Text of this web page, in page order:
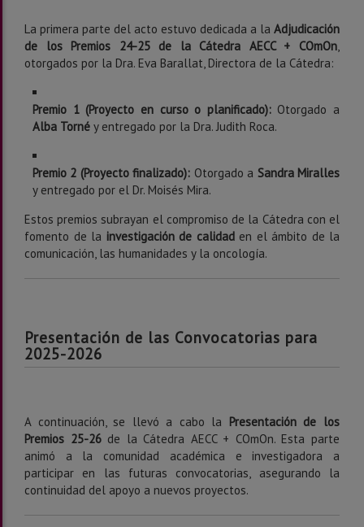
La primera parte del acto estuvo dedicada a la Adjudicación
de los Premios 24-25 de la Cátedra AECC + COmOn,
otorgados por la Dra. Eva Barallat, Directora de la Cátedra:
Premio 1 (Proyecto en curso o planificado):Otorgado a
Alba Torné y entregado por la Dra. Judith Roca.
Premio 2 (Proyecto finalizado): Otorgado a Sandra Miralles
y entregado por el Dr. Moisés Mira.
Estos premios subrayan el compromiso de la Cátedra con el
fomento de la investigación de calidaden el ámbito de la
comunicación, las humanidades y la oncología.
Presentación de las Convocatorias para
2025-2026
A continuación, se llevó a cabo la Presentación de los
Premios 25-26de la Cátedra AECC + COmOn. Esta parte
animó a la comunidad académica e investigadora a
participar en las futuras convocatorias, asegurando la
continuidad del apoyo a nuevos proyectos.